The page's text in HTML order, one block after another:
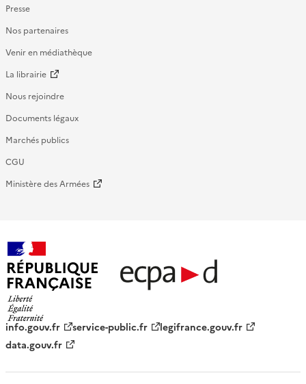
Presse
Nos partenaires
Venir en médiathèque
La librairie
Nous rejoindre
Documents légaux
Marchés publics
CGU
Ministère des Armées
française - ECPAD
info.gouv.fr service-public.fr
legifrance.gouv.fr
data.gouv.fr